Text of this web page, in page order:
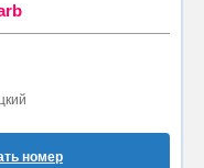
номер